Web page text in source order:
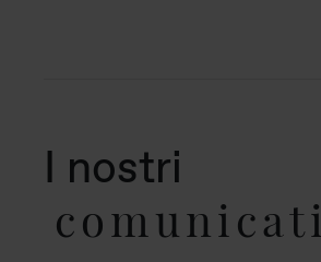
I nostri
comunicati